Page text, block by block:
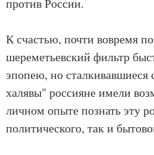
против России.
К счастью, почти вовремя
шереметьевский фильтр
эпопею, но сталкивавшиеся
халявы" россияне имели
личном опыте познать эту
политического, так и